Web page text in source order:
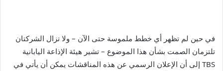
في حين لم تظهر أي خطط ملموسة حتى الآن – ولا تزال الشركتان
تلتزمان الصمت بشأن هذا الموضوع – تشير هيئة الإذاعة اليابانية
TBS إلى أن الإعلان الرسمي عن هذه المناقشات يمكن أن يأتي في